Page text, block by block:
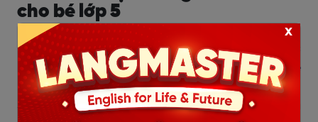
cho bé lớp 5
Bên cạnh việc học qua website hay ứng dụng, các
khóa học trực tuyến có
lộ trình học tiếng Anh cho bé
rõ ràng và sự đồng hành của giáo viên sẽ giúp trẻ lớp
5 phát triển toàn diện hơn. Dưới đây là một số khóa
x